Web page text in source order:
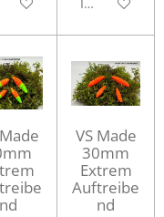
nd
VS Made
30mm
Extrem
Auftreibe
nd